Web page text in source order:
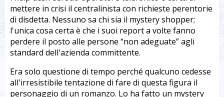
mettere in crisi il centralinista con richieste perentorie
di disdetta. Nessuno sa chi sia il mystery shopper;
l'unica cosa certa è che i suoi report a volte fanno
perdere il posto alle persone “non adeguate” agli
standard dell'azienda committente.
Era solo questione di tempo perché qualcuno cedesse
all'irresistibile tentazione di fare di questa figura il
personaggio di un romanzo. Lo ha fatto un mystery